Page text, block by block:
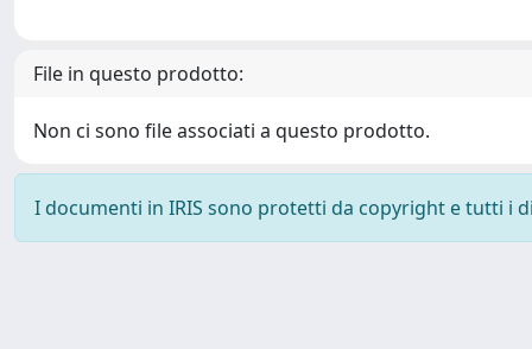
File in questo prodotto:
Non ci sono file associati a questo prodotto.
I documenti in IRIS sono protetti da copyright e tutti i